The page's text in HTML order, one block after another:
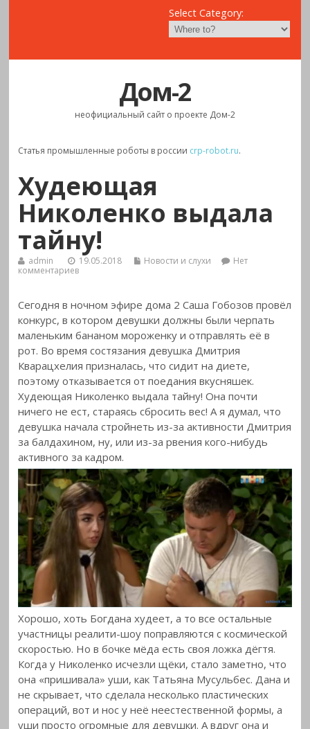
Select Category:
Дом-2
неофициальный сайт о проекте Дом-2
Статья промышленные роботы в россии crp-robot.ru.
Худеющая
Николенко выдала
тайну!
admin 19.05.2018 Новости и слухи
Нет
комментариев
Сегодня в ночном эфире дома 2 Саша Гобозов провёл
конкурс, в котором девушки должны были черпать
маленьким бананом мороженку иотправлять её в
рот. Во время состязания девушка Дмитрия
Кварацхелия призналась, что сидит на диете,
поэтому отказывается от поедания вкусняшек.
Худеющая Николенко выдала тайну! Она почти
ничего не ест, стараясь сбросить вес! А я думал, что
девушка начала стройнеть из-за активности Дмитрия
за балдахином, ну, или из-за рвения кого-нибудь
активного за кадром.
Хорошо, хоть Богдана худеет, а то все остальные
участницы реалити-шоу поправляются с космической
скоростью. Но в бочке мёда есть своя ложка дёгтя.
Когда у Николенко исчезли щёки, стало заметно, что
она «пришивала» уши, как Татьяна Мусульбес. Дана и
не скрывает, что сделала несколько пластических
операций, вот и нос у неё неестественной формы, а
уши просто огромные для девушки. А вдруг она и